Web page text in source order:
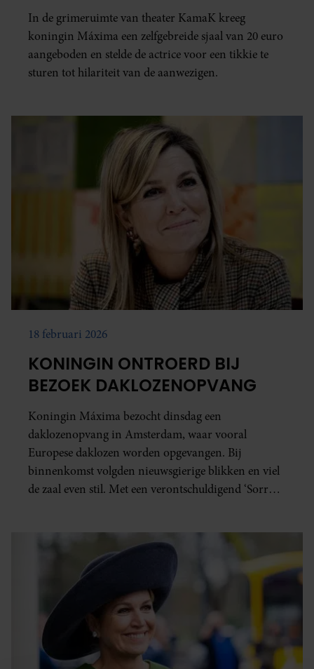
In de grimeruimte van theater KamaK kreeg
koningin Máxima een zelfgebreide sjaal van 20 euro
aangeboden en stelde de actrice voor een tikkie te
sturen tot hilariteit van de aanwezigen.
18 februari 2026
KONINGIN ONTROERD BIJ
BEZOEK DAKLOZENOPVANG
Koningin Máxima bezocht dinsdag een
daklozenopvang in Amsterdam, waar vooral
Europese daklozen worden opgevangen. Bij
binnenkomst volgden nieuwsgierige blikken en viel
de zaal even stil. Met een verontschuldigend ‘Sorry